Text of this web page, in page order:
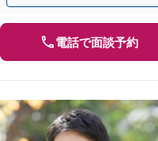
電話で面談予約